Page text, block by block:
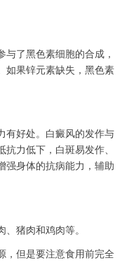
了黑色素细胞的合成，
如果锌元素缺失，黑色素
好处。白癜风的发作与
力低下，白斑易发作、
强身体的抗病能力，辅助
猪肉和鸡肉等。
但是要注意食用前完全